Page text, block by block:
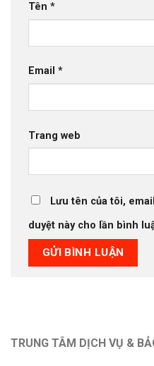
Tên *
Email *
Trang web
Lưu tên của tôi,
duyệt này cho lần bình
TRUNG TÂM DỊCH VỤ &